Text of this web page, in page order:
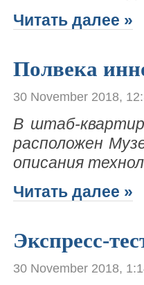
Читать далее »
Полвека
30 November 2018,
В штаб-
расположен
описания
Читать далее »
Экспресс-
30 November 2018,